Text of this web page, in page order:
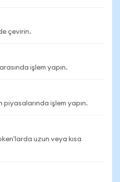
çevirin.
işlem yapın.
işlem yapın.
uzun veya kısa